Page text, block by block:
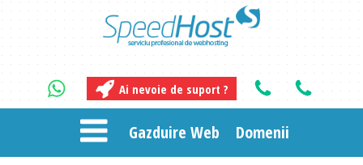
Ai nevoie de suport ?
Gazduire Web Domenii